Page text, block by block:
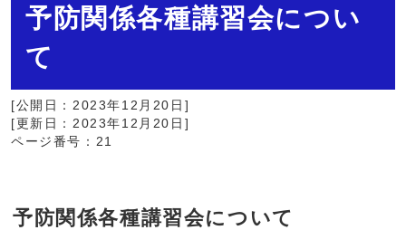
予防関係各種講習会につい
て
[公開日：2023年12月20日]
[更新日：2023年12月20日]
ページ番号：21
予防関係各種講習会について